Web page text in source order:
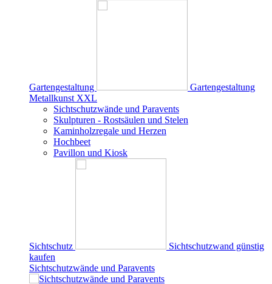
Gartengestaltung
Gartengestaltung
Metallkunst XXL
Sichtschutzwände und Paravents
Skulpturen - Rostsäulen und Stelen
Kaminholzregale und Herzen
Hochbeet
Pavillon und Kiosk
Sichtschutz
Sichtschutzwand günstig
kaufen
Sichtschutzwände und Paravents